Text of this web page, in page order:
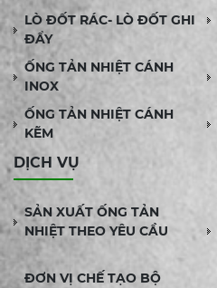
LÒ ĐỐT RÁC- LÒ ĐỐT GHI
ĐẨY
ỐNG TẢN NHIỆT CÁNH
INOX
ỐNG TẢN NHIỆT CÁNH
KẼM
DỊCH VỤ
SẢN XUẤT ỐNG TẢN
NHIỆT THEO YÊU CẦU
ĐƠN VỊ CHẾ TẠO BỘ